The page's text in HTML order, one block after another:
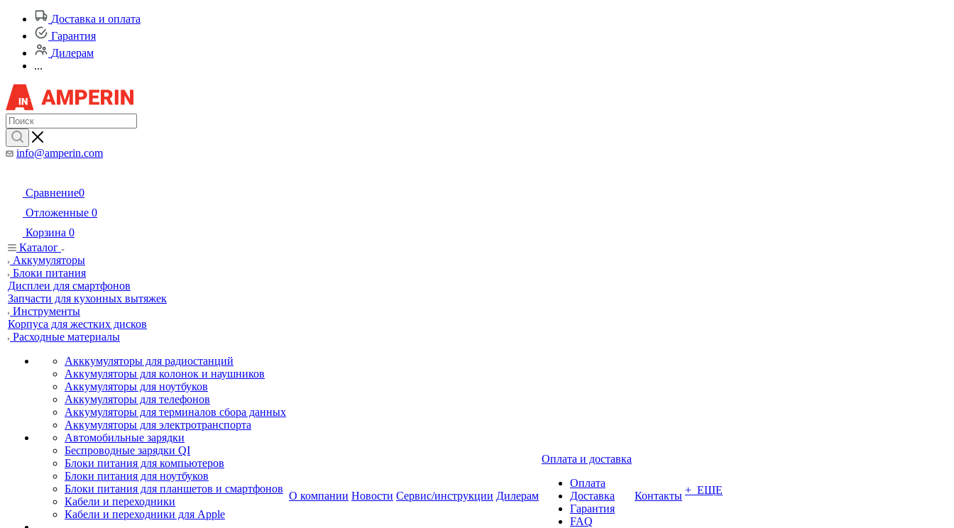
Доставка и оплата
Гарантия
Дилерам
...
info@amperin.com
Сравнение0
Отложенные 0
Корзина 0
Каталог
Аккумуляторы
Блоки питания
Дисплеи для смартфонов
Запчасти для кухонных вытяжек
Инструменты
Корпуса для жестких дисков
Расходные материалы
Акккумуляторы для радиостанций
Аккумуляторы для колонок и наушников
Аккумуляторы для ноутбуков
Аккумуляторы для телефонов
Аккумуляторы для терминалов сбора данных
Аккумуляторы для электротранспорта
Автомобильные зарядки
Беспроводные зарядки QI
Блоки питания для компьютеров
Блоки питания для ноутбуков
Блоки питания для планшетов и смартфонов
Кабели и переходники
Кабели и переходники для Apple
О компании Новости Сервис/инструкции Дилерам
Оплата и доставка
Оплата
Доставка
Гарантия
FAQ
Контакты + ЕЩЕ